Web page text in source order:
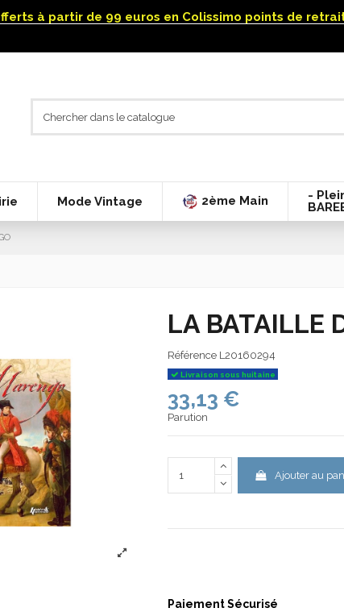
à partir de 99 euros en Colissimo points de
Mode Vintage 2ème Main
-
LA BATAILLE
Référence L20160294
Livraison sous huitaine
33,13 €
Parution
Ajouter au
Paiement Sécurisé